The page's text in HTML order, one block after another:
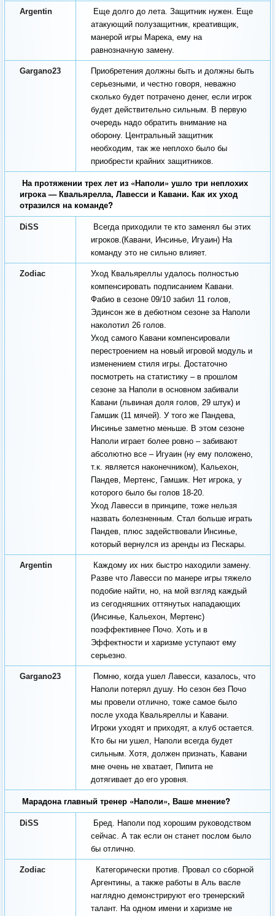
Argentin
Еще долго до лета. Защитник нужен. Еще
атакующий полузащитник, креативщик,
манерой игры Марека, ему на
равнозначную замену.
Gargano23
Приобретения должны быть и должны быть
серьезными, и честно говоря, неважно
сколько будет потрачено денег, если игрок
будет действительно сильным. В первую
очередь надо обратить внимание на
оборону. Центральный защитник
необходим, так же неплохо было бы
приобрести крайних защитников.
На протяжении трех лет из «Наполи» ушло три неплохих
игрока — Квальярелла, Лавесси и Кавани. Как их уход
отразился на команде?
DiSS
Всегда приходили те кто заменял бы этих
игроков.(Кавани, Инсинье, Игуаин) На
команду это не сильно влияет.
Zodiac
Уход Квальяреллы удалось полностью
компенсировать подписанием Кавани.
Фабио в сезоне 09/10 забил 11 голов,
Эдинсон же в дебютном сезоне за Наполи
наколотил 26 голов.
Уход самого Кавани компенсировали
перестроением на новый игровой модуль и
изменением стиля игры. Достаточно
посмотреть на статистику – в прошлом
сезоне за Наполи в основном забивали
Кавани (львиная доля голов, 29 штук) и
Гамшик (11 мячей). У того же Пандева,
Инсинье заметно меньше. В этом сезоне
Наполи играет более ровно – забивают
абсолютно все – Игуаин (ну ему положено,
т.к. является наконечником), Кальехон,
Пандев, Мертенс, Гамшик. Нет игрока, у
которого было бы голов 18-20.
Уход Лавесси в принципе, тоже нельзя
назвать болезненным. Стал больше играть
Пандев, плюс задействовали Инсинье,
который вернулся из аренды из Пескары.
Argentin
Каждому их них быстро находили замену.
Разве что Лавесси по манере игры тяжело
подобие найти, но, на мой взгляд каждый
из сегодняшних оттянутых нападающих
(Инсинье, Кальехон, Мертенс)
поэффективнее Почо. Хоть и в
Эффектности и харизме уступают ему
серьезно.
Gargano23
Помню, когда ушел Лавесси, казалось, что
Наполи потерял душу. Но сезон без Почо
мы провели отлично, тоже самое было
после ухода Квальяреллы и Кавани.
Игроки уходят и приходят, а клуб остается.
Кто бы ни ушел, Наполи всегда будет
сильным. Хотя, должен признать, Кавани
мне очень не хватает, Пипита не
дотягивает до его уровня.
Марадона главный тренер «Наполи», Ваше мнение?
DiSS
Бред. Наполи под хорошим руководством
сейчас. А так если он станет послом было
бы отлично.
Zodiac
Категорически против. Провал со сборной
Аргентины, а также работы в Аль васле
наглядно демонстрируют его тренерский
талант. На одном имени и харизме не